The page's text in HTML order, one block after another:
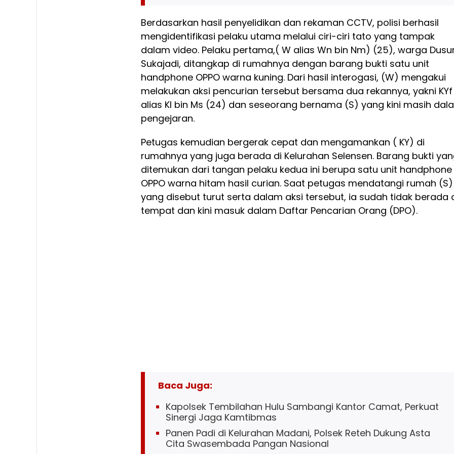
Berdasarkan hasil penyelidikan dan rekaman CCTV, polisi berhasil
mengidentifikasi pelaku utama melalui ciri-ciri tato yang tampak
dalam video. Pelaku pertama,( W alias Wn bin Nm) (25), warga
Sukajadi, ditangkap di rumahnya dengan barang bukti satu unit
handphone OPPO warna kuning. Dari hasil interogasi, (W) mengakui
melakukan aksi pencurian tersebut bersama dua rekannya, yakni KYf
alias Kl bin Ms (24) dan seseorang bernama (S) yang kini masih
pengejaran.
Petugas kemudian bergerak cepat dan mengamankan ( KY) di
rumahnya yang juga berada di Kelurahan Selensen. Barang bukti
ditemukan dari tangan pelaku kedua ini berupa satu unit handphone
OPPO warna hitam hasil curian. Saat petugas mendatangi rumah (S)
yang disebut turut serta dalam aksi tersebut, ia sudah tidak berada
tempat dan kini masuk dalam Daftar Pencarian Orang (DPO).
Baca Juga:
Kapolsek Tembilahan Hulu Sambangi Kantor Camat, Perkuat
Sinergi Jaga Kamtibmas
Panen Padi di Kelurahan Madani, Polsek Reteh Dukung Asta
Cita Swasembada Pangan Nasional